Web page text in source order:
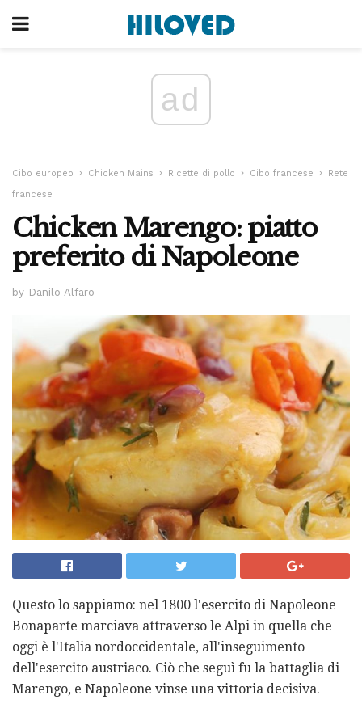
ad
Cibo europeo Chicken Mains Ricette di pollo Cibo francese
Rete
francese
Chicken Marengo: piatto
preferito di Napoleone
by Danilo Alfaro
Questo lo sappiamo: nel 1800 l'esercito di Napoleone
Bonaparte marciava attraverso le Alpi in quella che
oggi è l'Italia nordoccidentale, all'inseguimento
dell'esercito austriaco. Ciò che seguì fu la battaglia di
Marengo, e Napoleone vinse una vittoria decisiva.